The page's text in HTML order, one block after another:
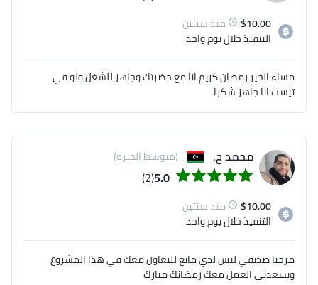
$10.00
منذ سنتين
التنفيذخلال يوم واحد
مساء الخير رمضان كريم انا مع حضرتك وجاهز للشغل ولو في
تيست انا جاهز شكرا
محمد ح. (متوسط الخبرة)
5.0
(2)
$10.00
منذ سنتين
التنفيذخلال يوم واحد
مرحبا صديقي ليس لدي مانع للتعاون معك في هذا المشروع
ويسعدني العمل معك رمضانك مبارك